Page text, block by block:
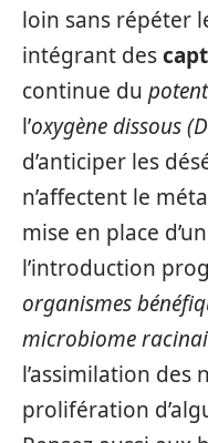
loin sans répéter
intégrant des
continue du
l’oxygène dissous
d’anticiper les
n’affectent le
mise en place
l’introduction
organismes
microbiome
l’assimilation
prolifération